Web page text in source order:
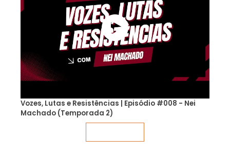
Vozes, Lutas e Resistências | Episódio #008 - Nei
Machado (Temporada 2)